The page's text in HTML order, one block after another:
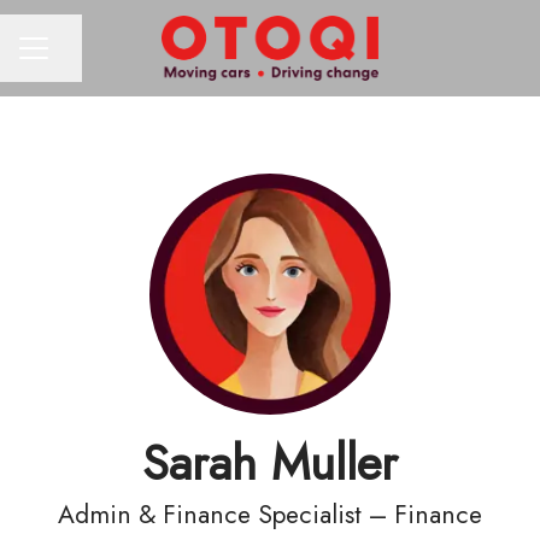
Partager la page
Sarah Muller
Admin & Finance Specialist – Finance